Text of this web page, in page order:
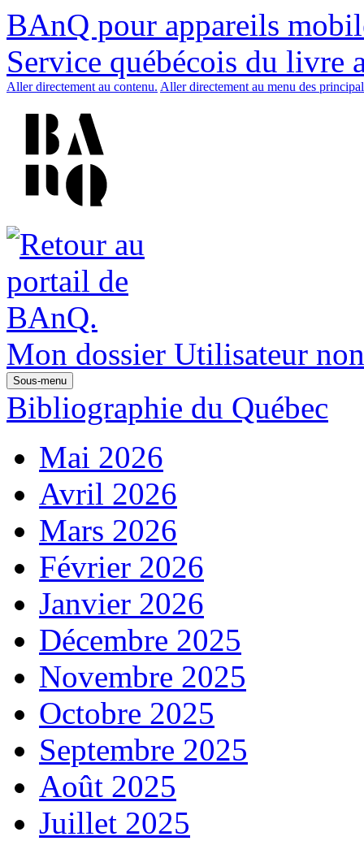
BAnQ pour appareils
Service québécois du livre
Aller directement au contenu. Aller directement au menu des
Mon dossier Utilisateur
Sous-menu
Bibliographie du Québec
Mai 2026
Avril 2026
Mars 2026
Février 2026
Janvier 2026
Décembre 2025
Novembre 2025
Octobre 2025
Septembre 2025
Août 2025
Juillet 2025